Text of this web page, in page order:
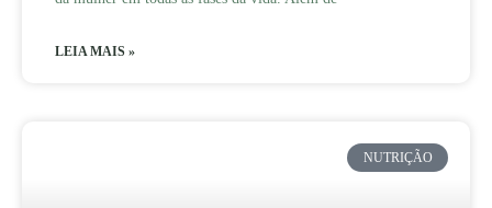
LEIA MAIS »
NUTRIÇÃO